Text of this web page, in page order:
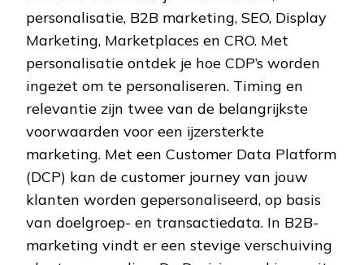
personalisatie, B2B marketing, SEO, Display
Marketing, Marketplaces en CRO. Met
personalisatie ontdek je hoe CDP’s worden
ingezet om te personaliseren. Timing en
relevantie zijn twee van de belangrijkste
voorwaarden voor een ijzersterkte
marketing. Met een Customer Data Platform
(DCP) kan de customer journey van jouw
klanten worden gepersonaliseerd, op basis
van doelgroep- en transactiedata. In B2B-
marketing vindt er een stevige verschuiving